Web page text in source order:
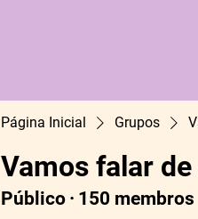
Página Inicial Grupos
Vamos falar
Público · 150 membros